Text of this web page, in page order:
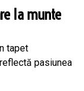
la munte
tapet
pasiunea